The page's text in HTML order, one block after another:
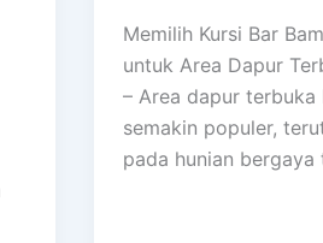
Memilih Kursi Bar
untuk Area Dapur
– Area dapur terbuka
semakin populer,
pada hunian bergaya